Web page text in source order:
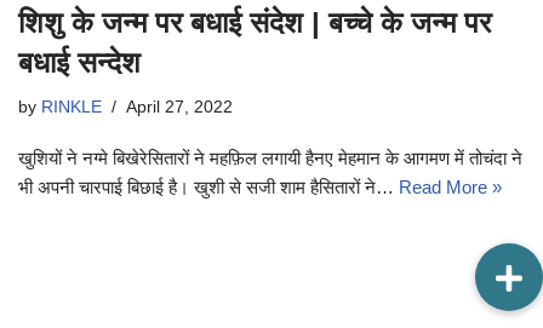
शिशु के जन्म पर बधाई संदेश | बच्चे के जन्म पर
बधाई सन्देश
by RINKLE April 27, 2022
खुशियों ने नग्मे बिखेरेसितारों ने महफ़िल लगायी हैनए मेहमान के आगमण में तोचंदा ने
भी अपनी चारपाई बिछाई है। खुशी से सजी शाम हैसितारों ने… Read More »